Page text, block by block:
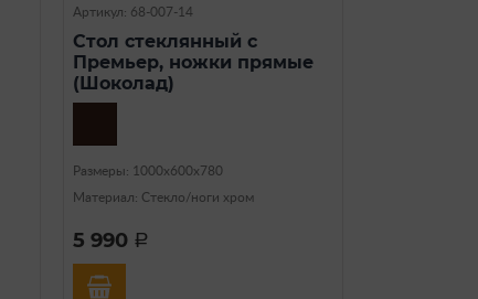
Артикул: 68-007-14
Стол стеклянный с
Премьер, ножки прямые
(Шоколад)
Размеры: 1000х600х780
Материал: Стекло/ноги хром
5 990 a